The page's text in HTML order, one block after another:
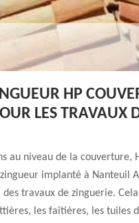
HP
LES TRAVAUX
au niveau de la couverture,
implanté à Nanteuil
des travaux de zinguerie.
les faîtières, les tuiles